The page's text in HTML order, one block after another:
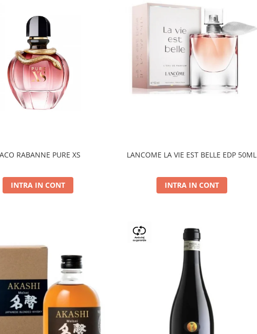
RABANNE PURE XS
INTRA IN CONT
LANCOME LA VIE EST BELLE EDP 50ML
INTRA IN CONT